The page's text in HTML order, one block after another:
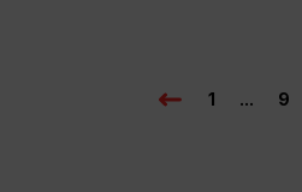
1 ... 9